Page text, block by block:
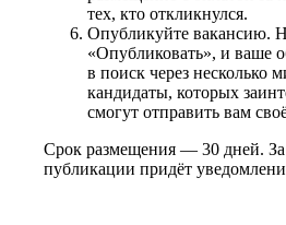
тех, кто откликнулся.
Опубликуйте вакансию.
«Опубликовать», и ваше
в поиск через несколько
кандидаты, которых
смогут отправить вам
Срок размещения — 30 дней.
публикации придёт